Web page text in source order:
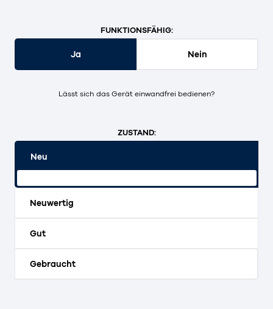
FUNKTIONSFÄHIG:
Ja Nein
Lässt sich das Gerät einwandfrei bedienen?
ZUSTAND:
Neu
Neuwertig
Gut
Gebraucht